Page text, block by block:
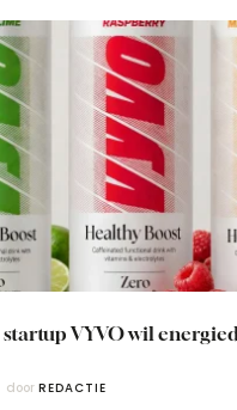
VYVO wil
door REDACTIE